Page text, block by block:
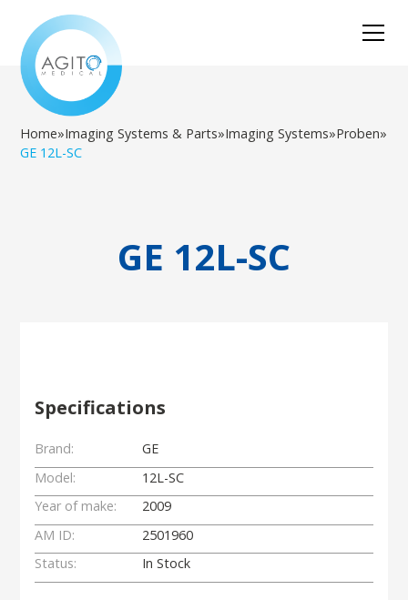
Home»Imaging Systems & Parts»Imaging Systems»Proben»
GE 12L-SC
GE 12L-SC
Specifications
Brand:
GE
Model:
12L-SC
Year of make:
2009
AM ID:
2501960
Status:
In Stock